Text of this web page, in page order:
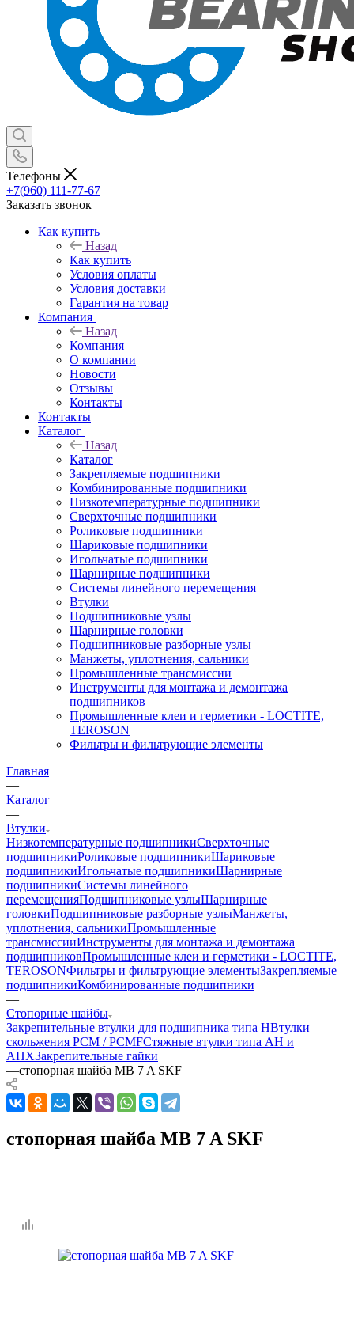
Телефоны
+7(960) 111-77-67
Заказать звонок
Как купить
Назад
Как купить
Условия оплаты
Условия доставки
Гарантия на товар
Компания
Назад
Компания
О компании
Новости
Отзывы
Контакты
Контакты
Каталог
Назад
Каталог
Закрепляемые подшипники
Комбинированные подшипники
Низкотемпературные подшипники
Сверхточные подшипники
Роликовые подшипники
Шариковые подшипники
Игольчатые подшипники
Шарнирные подшипники
Системы линейного перемещения
Втулки
Подшипниковые узлы
Шарнирные головки
Подшипниковые разборные узлы
Манжеты, уплотнения, сальники
Промышленные трансмиссии
Инструменты для монтажа и демонтажа
подшипников
Промышленные клеи и герметики - LOCTITE,
TEROSON
Фильтры и фильтрующие элементы
Главная
—
Каталог
—
Втулки
Низкотемпературные подшипникиСверхточные
подшипникиРоликовые подшипникиШариковые
подшипникиИгольчатые подшипникиШарнирные
подшипникиСистемы линейного
перемещенияПодшипниковые узлыШарнирные
головкиПодшипниковые разборные узлыМанжеты,
уплотнения, сальникиПромышленные
трансмиссииИнструменты для монтажа и демонтажа
подшипниковПромышленные клеи и герметики - LOCTITE,
TEROSONФильтры и фильтрующие элементыЗакрепляемые
подшипникиКомбинированные подшипники
—
Стопорные шайбы
Закрепительные втулки для подшипника типа HВтулки
скольжения PCM / PCMFСтяжные втулки типа AH и
AHXЗакрепительные гайки
—стопорная шайба MB 7 A SKF
стопорная шайба MB 7 A SKF